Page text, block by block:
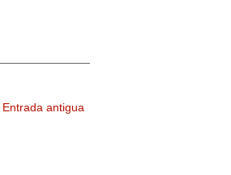
Entrada antigua